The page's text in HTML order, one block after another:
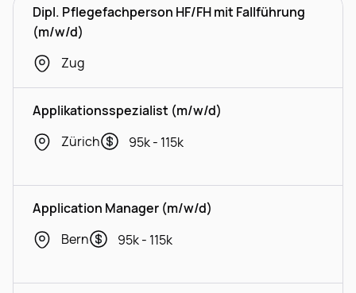
Dipl. Pflegefachperson HF/FH mit Fallführung
(m/w/d)
Zug
Applikationsspezialist (m/w/d)
Zürich
95k - 115k
Application Manager (m/w/d)
Bern
95k - 115k